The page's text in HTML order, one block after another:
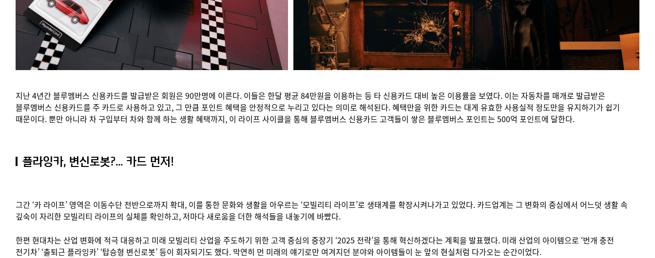
지난 4년간 블루멤버스 신용카드를 발급받은 회원은 90만명에 이른다. 이들은 한달 평균 84만원을 이용하는 등 타 신용카드 대비 높은 이용률을 보였다. 이는 자동차를 매개로 발급받은
블루멤버스 신용카드를 주 카드로 사용하고 있고, 그 만큼 포인트 혜택을 안정적으로 누리고 있다는 의미로 해석된다. 혜택만을 위한 카드는 대게 유효한 사용실적 정도만을 유지하기가 쉽기
때문이다. 뿐만 아니라 차 구입부터 차와 함께 하는 생활 혜택까지, 이 라이프 사이클을 통해 블루멤버스 신용카드 고객들이 쌓은 블루멤버스 포인트는 500억 포인트에 달한다.
플라잉카, 변신로봇?... 카드 먼저!
그간 ‘카 라이프’ 영역은 이동수단 전반으로까지 확대, 이를 통한 문화와 생활을 아우르는 ‘모빌리티 라이프’로 생태계를 확장시켜나가고 있었다. 카드업계는 그 변화의 중심에서 어느덧 생활 속
깊숙이 자리한 모빌리티 라이프의 실체를 확인하고, 저마다 새로움을 더한 해석들을 내놓기에 바빴다.
한편 현대차는 산업 변화에 적극 대응하고 미래 모빌리티 산업을 주도하기 위한 고객 중심의 중장기 ‘2025 전략’을 통해 혁신하겠다는 계획을 발표했다. 미래 산업의 아이템으로 ‘번개 충전
전기차’ ‘출퇴근 플라잉카’ ‘탑승형 변신로봇’ 등이 회자되기도 했다. 막연히 먼 미래의 얘기로만 여겨지던 분야와 아이템들이 눈 앞의 현실처럼 다가오는 순간이었다.